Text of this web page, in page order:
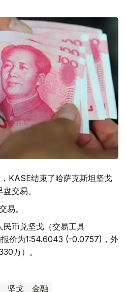
KASE结束了哈萨克斯坦坚戈
交易。
易。
民币兑坚戈（交易工具
价为1:54.6043 (-0.0757)，外
万）。
坚戈 金融